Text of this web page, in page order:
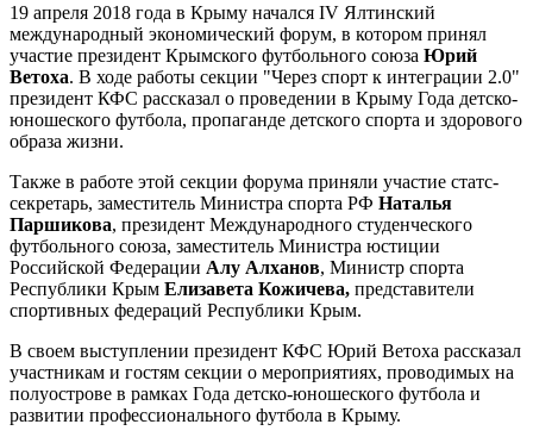
19 апреля 2018 года в Крыму начался IV Ялтинский
международный экономический форум, в котором принял
участие президент Крымского футбольного союза Юрий
Ветоха. В ходе работы секции "Через спорт к интеграции 2.0"
президент КФС рассказал о проведении в Крыму Года детско-
юношеского футбола, пропаганде детского спорта и здорового
образа жизни.
Также в работе этой секции форума приняли участие статс-
секретарь, заместитель Министра спорта РФ Наталья
Паршикова, президент Международного студенческого
футбольного союза, заместитель Министра юстиции
Российской Федерации Алу Алханов, Министр спорта
Республики Крым Елизавета Кожичева, представители
спортивных федераций Республики Крым.
В своем выступлении президент КФС Юрий Ветоха рассказал
участникам и гостям секции о мероприятиях, проводимых на
полуострове в рамках Года детско-юношеского футбола и
развитии профессионального футбола в Крыму.